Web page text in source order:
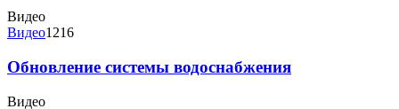
Видео
Видео1216
Обновление системы водоснабжения
Видео